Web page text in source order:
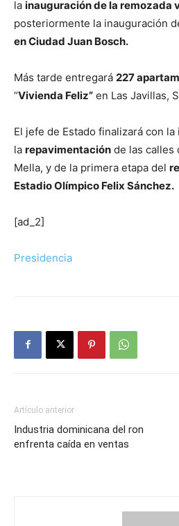
la inauguración de la remozada
posteriormente la inauguración
en Ciudad Juan Bosch.
Más tarde entregará 227
“Vivienda Feliz” en Las Javillas,
El jefe de Estado finalizará con
la repavimentación de las calles
Mella, y de la primera etapa del
Estadio Olímpico Felix Sánchez.
[ad_2]
Presidencia
Artículo anterior
Industria dominicana del ron
enfrenta caída en ventas